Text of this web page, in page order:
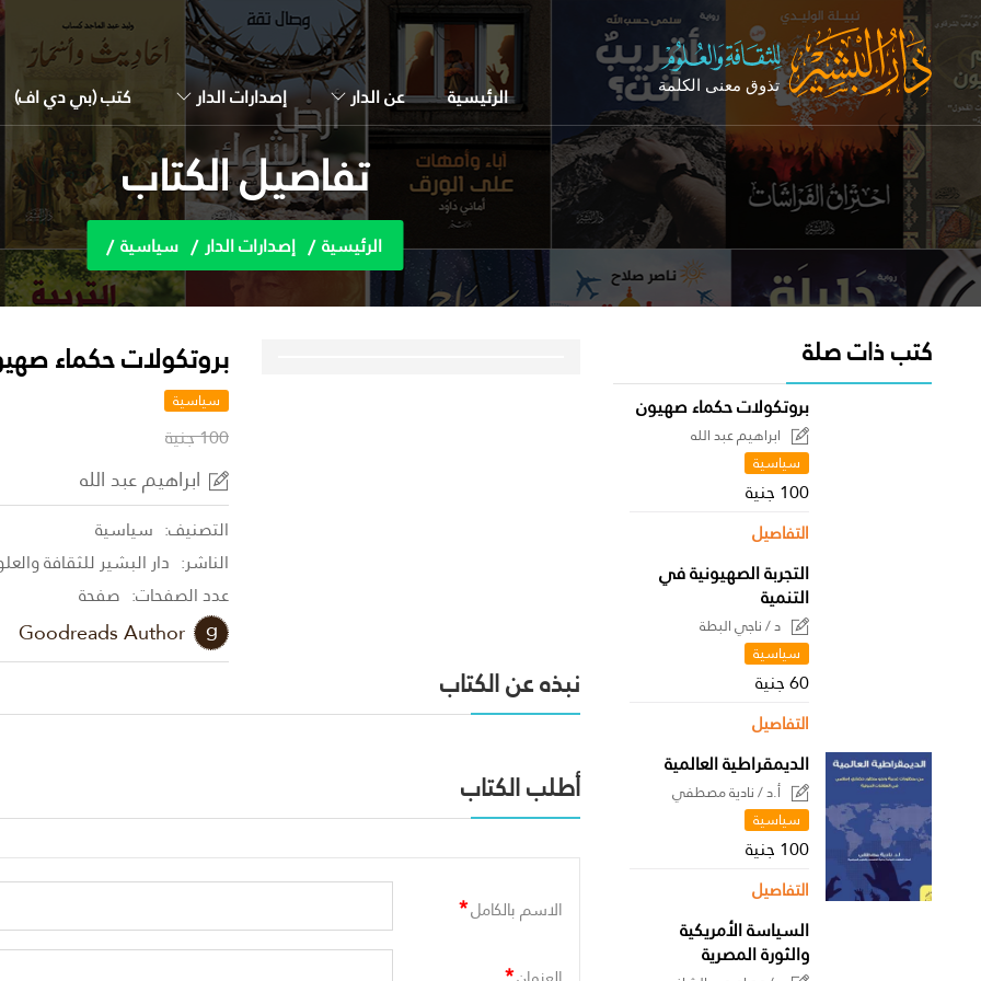
الرئيسية عن الدار إصدارات الدار كتب (بي دي اف)
تفاصيل الكتاب
الرئيسية إصدارات الدار سياسية
كتب ذات صلة
بروتكولات حكماء صهيون
ابراهيم عبد الله
سياسية
100 جنية
التفاصيل
التجربة الصهيونية في
التنمية
د / ناجي البطة
سياسية
60 جنية
التفاصيل
الديمقراطية العالمية
أ.د / نادية مصطفي
سياسية
100 جنية
التفاصيل
السياسة الأمريكية
والثورة المصرية
بروتكولات حكماء
سياسية
100 جنية
ابراهيم عبد الله
التصنيف: سياسية
الناشر: دار البشير للثقافة
عدد الصفحات: صفحة
Goodreads Author
نبذه عن الكتاب
أطلب الكتاب
الاسم بالكامل*